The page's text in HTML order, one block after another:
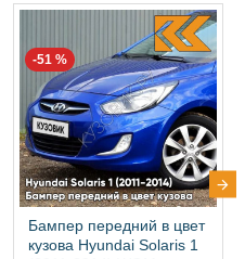
-51 %
Бампер передний в цвет
кузова Hyundai Solaris 1